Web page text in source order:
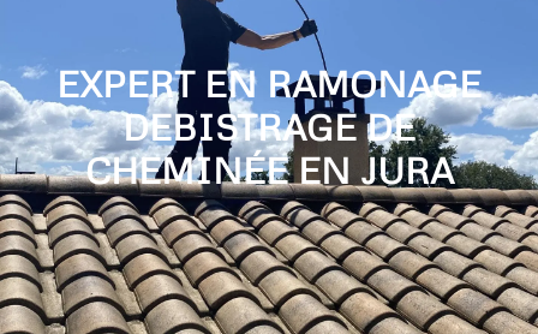
EXPERT EN RAMONAGE
DEBISTRAGE DE
CHEMINÉE EN JURA